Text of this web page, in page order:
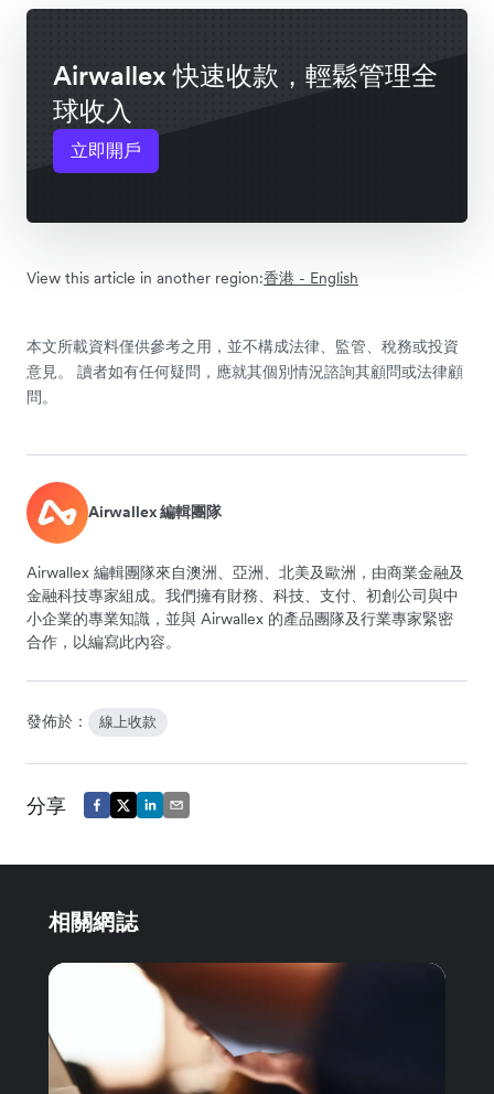
Airwallex 快速收款，輕鬆管理全
球收入
立即開戶
View this article in another region:香港 - English
本文所載資料僅供參考之用，並不構成法律、監管、稅務或投資
意見。 讀者如有任何疑問，應就其個別情況諮詢其顧問或法律顧
問。
Airwallex 編輯團隊
Airwallex 編輯團隊來自澳洲、亞洲、北美及歐洲，由商業金融及
金融科技專家組成。我們擁有財務、科技、支付、初創公司與中
小企業的專業知識，並與 Airwallex 的產品團隊及行業專家緊密
合作，以編寫此內容。
發佈於： 線上收款
分享
相關網誌